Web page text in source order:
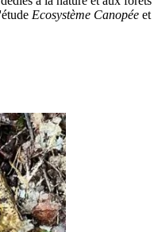
Ecosystème Canopée et